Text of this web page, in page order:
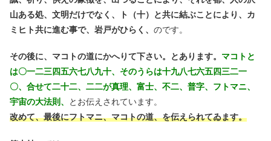
山ある処、文明だけでなく、ト（十）と共に結ぶことにより、カ
ミヒト共に進む事で、岩戸がひらく、 のです。
その後に、マコトの道にかへりて下さい。とあります。 マコトと
は〇一二三四五六七八九十、そのうらは十九八七六五四三二一
〇、合せて二十二、二二が真理、富士、不二、普字、フトマニ、
宇宙の大法則、
とお伝えされています。
改めて、最後にフトマニ、マコトの道、を伝えられてゐます。